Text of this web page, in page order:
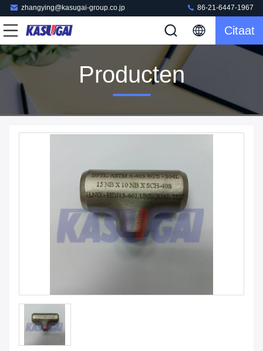
zhangying@kasugai-group.co.jp 86-21-6447-1967
Citaat
Producten